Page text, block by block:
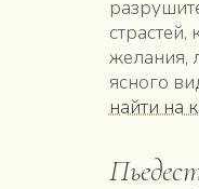
желания,
ясного
найти на